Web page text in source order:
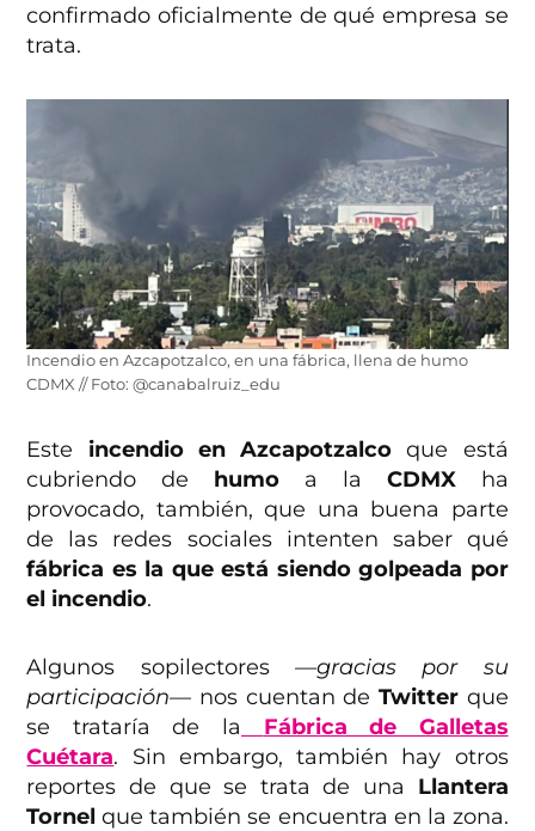
confirmado oficialmente de qué empresa se
trata.
Incendio en Azcapotzalco, en una fábrica, llena de humo
CDMX // Foto: @canabalruiz_edu
Este incendio en Azcapotzalcoque está
cubriendo de humo a la CDMX ha
provocado, también, que una buena parte
de las redes sociales intenten saber qué
fábrica es la que está siendo golpeada por
el incendio.
Algunos sopilectores —gracias por su
participación— nos cuentan de Twitter que
se trataría de la
Fábrica de Galletas
Cuétara. Sin embargo, también hay otros
reportes de que se trata de una Llantera
Tornelque también se encuentra en la zona.